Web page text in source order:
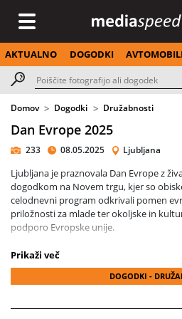
AKTUALNO DOGODKI
Domov Dogodki Družabnosti
Dan Evrope 2025
233 08.05.2025 Ljubljana
Ljubljana je praznovala Dan Evrope z
dogodkom na Novem trgu, kjer so
celodnevni program odkrivali pomen
priložnosti za mlade ter okoljske in
podporo Evropske unije.
Na stojnicah in interaktivnih točkah so
kohezijske politike, čezmejnega
evropskega sklada za pomorstvo,
pa so lahko v pogovoru z ambasadorji
izvedeli, kako živeti bolj trajnostno.
Prikaži več
DOGODKI -